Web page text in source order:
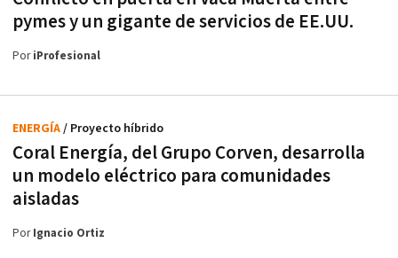
pymes y un gigante de servicios de EE.UU.
PoriProfesional
Coral Energía, del Grupo Corven, desarrolla
un modelo eléctrico para comunidades
aisladas
ENERGÍA/ Proyecto híbrido
PorIgnacio Ortiz